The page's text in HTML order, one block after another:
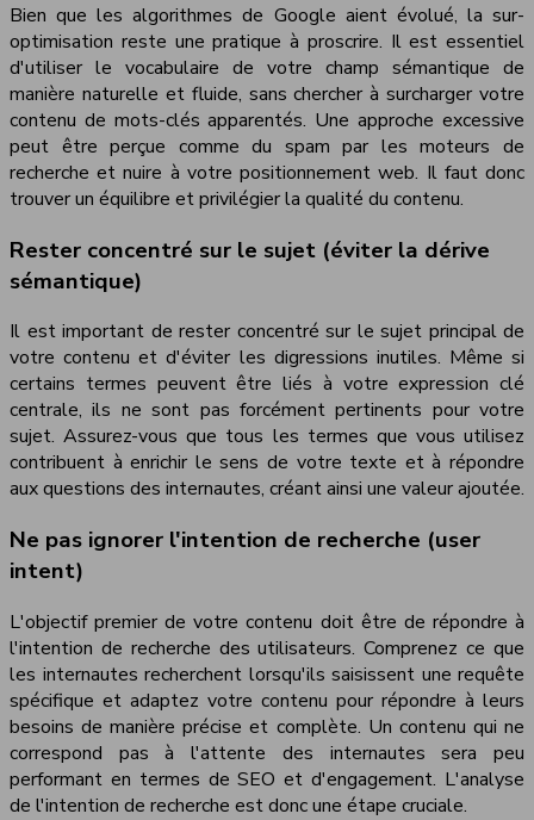
Bien que les algorithmes de Google aient évolué, la sur-
optimisation reste une pratique à proscrire. Il est essentiel
d'utiliser le vocabulaire de votre champ sémantique de
manière naturelle et fluide, sans chercher à surcharger votre
contenu de mots-clés apparentés. Une approche excessive
peut être perçue comme du spam par les moteurs de
recherche et nuire à votre positionnement web. Il faut donc
trouver un équilibre et privilégier la qualité du contenu.
Rester concentré sur le sujet (éviter la dérive
sémantique)
Il est important de rester concentré sur le sujet principal de
votre contenu et d'éviter les digressions inutiles. Même si
certains termes peuvent être liés à votre expression clé
centrale, ils ne sont pas forcément pertinents pour votre
sujet. Assurez-vous que tous les termes que vous utilisez
contribuent à enrichir le sens de votre texte et à répondre
aux questions des internautes, créant ainsi une valeur ajoutée.
Ne pas ignorer l'intention de recherche (user
intent)
L'objectif premier de votre contenu doit être de répondre à
l'intention de recherche des utilisateurs. Comprenez ce que
les internautes recherchent lorsqu'ils saisissent une requête
spécifique et adaptez votre contenu pour répondre à leurs
besoins de manière précise et complète. Un contenu qui ne
correspond pas à l'attente des internautes sera peu
performant en termes de SEO et d'engagement. L'analyse
de l'intention de recherche est donc une étape cruciale.